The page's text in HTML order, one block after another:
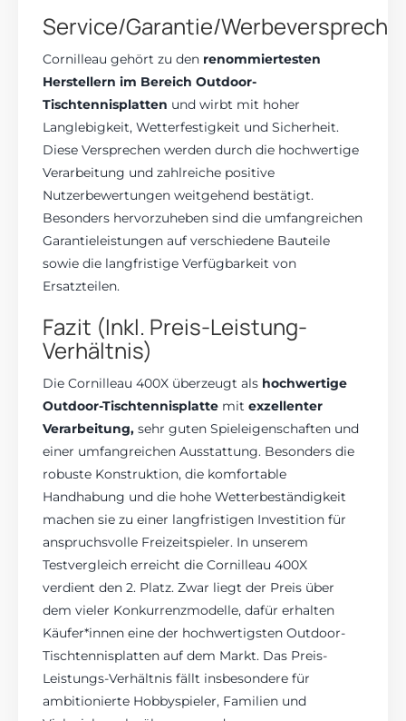
Service/Garantie/
Cornilleau gehört zu den renommiertesten
Herstellern im Bereich Outdoor-
Tischtennisplatten und wirbt mit hoher
Langlebigkeit, Wetterfestigkeit und Sicherheit.
Diese Versprechen werden durch die hochwertige
Verarbeitung und zahlreiche positive
Nutzerbewertungen weitgehend bestätigt.
Besonders hervorzuheben sind die umfangreichen
Garantieleistungen auf verschiedene Bauteile
sowie die langfristige Verfügbarkeit von
Ersatzteilen.
Fazit (Inkl. Preis-Leistung-
Verhältnis)
Die Cornilleau 400X überzeugt als hochwertige
Outdoor-Tischtennisplatte mitexzellenter
Verarbeitung, sehr guten Spieleigenschaften und
einer umfangreichen Ausstattung. Besonders die
robuste Konstruktion, die komfortable
Handhabung und die hohe Wetterbeständigkeit
machen sie zu einer langfristigen Investition für
anspruchsvolle Freizeitspieler. In unserem
Testvergleich erreicht die Cornilleau 400X
verdient den 2. Platz. Zwar liegt der Preis über
dem vieler Konkurrenzmodelle, dafür erhalten
Käufer*innen eine der hochwertigsten Outdoor-
Tischtennisplatten auf dem Markt. Das Preis-
Leistungs-Verhältnis fällt insbesondere für
ambitionierte Hobbyspieler, Familien und